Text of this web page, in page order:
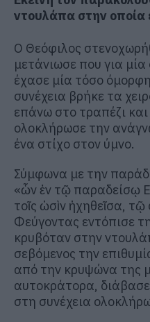
ντουλάπα στην οποία
Ο Θεόφιλος
μετάνιωσε που για
έχασε μία τόσο
συνέχεια βρήκε τα
επάνω στο τραπέζι
ολοκλήρωσε την
ένα στίχο στον ύμνο.
Σύμφωνα με την
«ὧν ἐν τῷ παραδείσῳ
τοῖς ὠσὶν ἠχηθεῖσα,
Φεύγοντας εντόπισε
κρυβόταν στην
σεβόμενος την
από την κρυψώνα της
αυτοκράτορα,
στη συνέχεια